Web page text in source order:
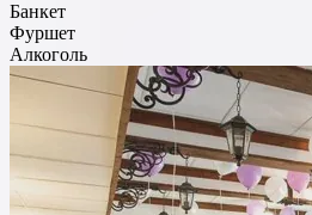
Банкет
Фуршет
Алкоголь